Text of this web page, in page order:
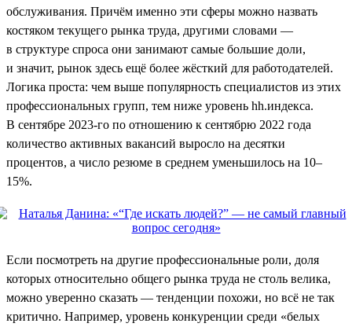
обслуживания. Причём именно эти сферы можно назвать
костяком текущего рынка труда, другими словами —
в структуре спроса они занимают самые большие доли,
и значит, рынок здесь ещё более жёсткий для работодателей.
Логика проста: чем выше популярность специалистов из этих
профессиональных групп, тем ниже уровень hh.индекса.
В сентябре 2023-го по отношению к сентябрю 2022 года
количество активных вакансий выросло на десятки
процентов, а число резюме в среднем уменьшилось на 10–
15%.
Если посмотреть на другие профессиональные роли, доля
которых относительно общего рынка труда не столь велика,
можно уверенно сказать — тенденции похожи, но всё не так
критично. Например, уровень конкуренции среди «белых